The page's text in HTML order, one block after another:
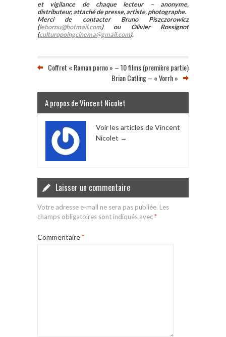
et vigilance de chaque lecteur – anonyme,
distributeur, attaché de presse, artiste, photographe.
Merci de contacter Bruno Piszczorowicz
(lebornu@hotmail.com) ou Olivier Rossignot
(culturopoingcinema@gmail.com).
Coffret « Roman porno » – 10 films (première partie)
Brian Catling – « Vorrh »
A propos de Vincent Nicolet
Voir les articles de Vincent
Nicolet →
Laisser un commentaire
Votre adresse e-mail ne sera pas publiée. Les
champs obligatoires sont indiqués avec*
Commentaire*